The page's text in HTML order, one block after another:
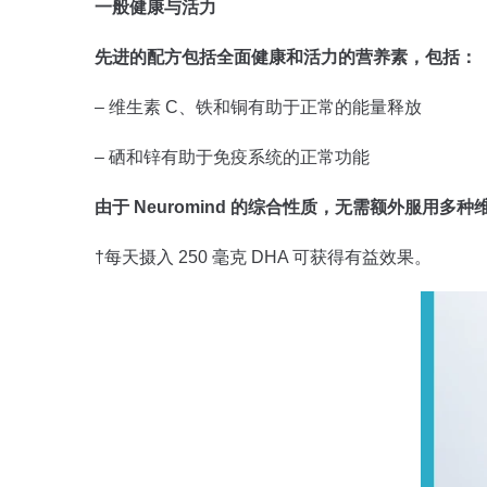
一般健康与活力
先进的配方包括全面健康和活力的营养素，包括：
– 维生素 C、铁和铜有助于正常的能量释放
– 硒和锌有助于免疫系统的正常功能
由于 Neuromind 的综合性质，无需额外服用多种
†每天摄入 250 毫克 DHA 可获得有益效果。